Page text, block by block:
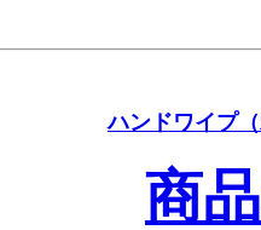
ハンドワイプ
商